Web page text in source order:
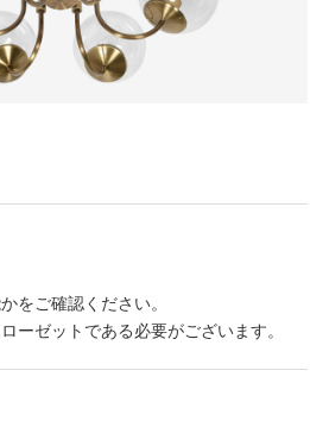
をご確認ください。
ーゼットである必要がございます。